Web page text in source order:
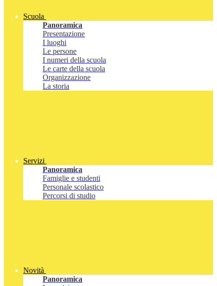
Scuola
Panoramica
Presentazione
I luoghi
Le persone
I numeri della scuola
Le carte della scuola
Organizzazione
La storia
Servizi
Panoramica
Famiglie e studenti
Personale scolastico
Percorsi di studio
Novità
Panoramica